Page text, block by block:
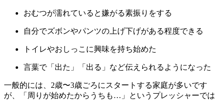
おむつが濡れていると嫌がる素振りをする
自分でズボンやパンツの上げ下げがある程度できる
トイレやおしっこに興味を持ち始めた
言葉で「出た」「出る」など伝えられるようになった
一般的には、2歳〜3歳ごろにスタートする家庭が多いです
が、「周りが始めたからうちも…」というプレッシャーでは